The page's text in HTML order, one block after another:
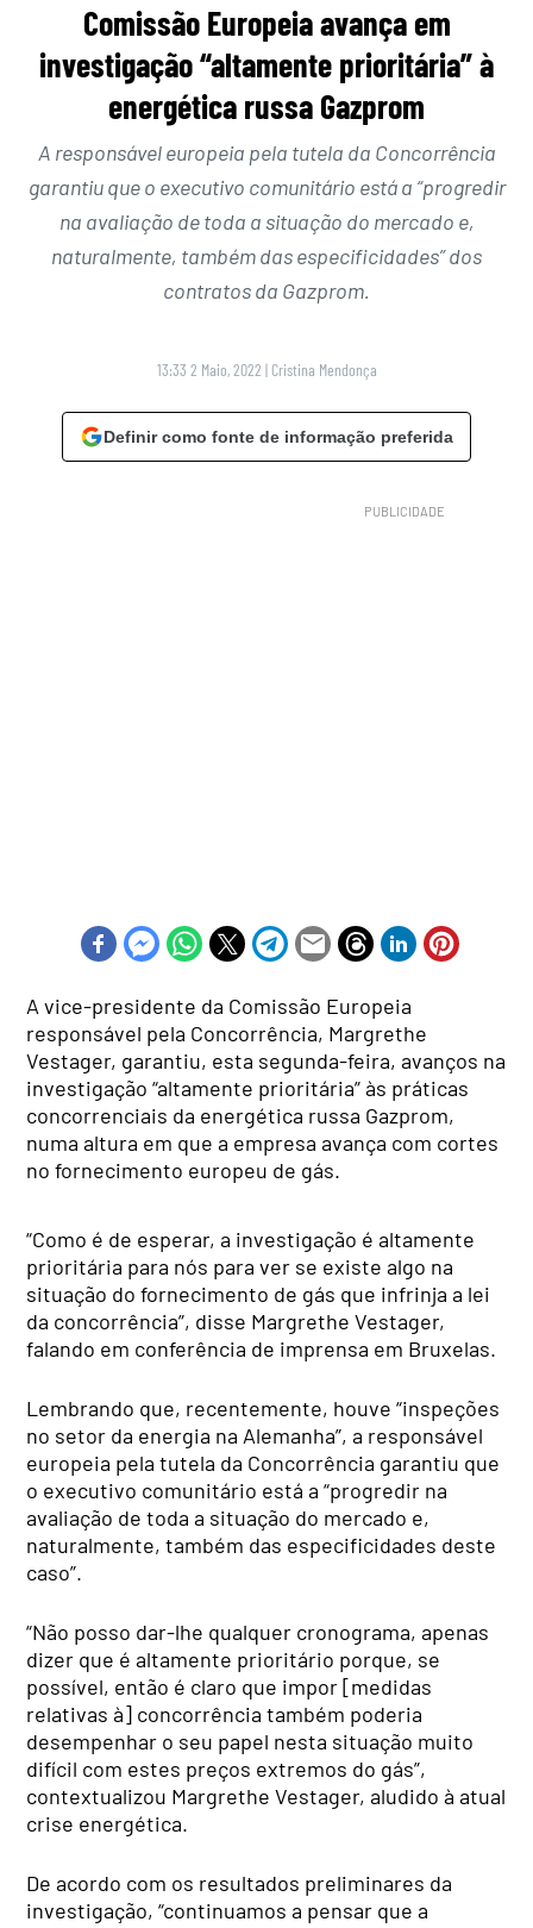
Comissão Europeia avança em
investigação “altamente prioritária” à
energética russa Gazprom
A responsável europeia pela tutela da Concorrência
garantiu que o executivo comunitário está a “progredir
na avaliação de toda a situação do mercado e,
naturalmente, também das especificidades” dos
contratos da Gazprom.
13:33 2 Maio, 2022 | Cristina Mendonça
Definir como fonte de informação preferida
A vice-presidente da Comissão Europeia
responsável pela Concorrência, Margrethe
Vestager, garantiu, esta segunda-feira, avanços na
investigação “altamente prioritária” às práticas
concorrenciais da energética russa Gazprom,
numa altura em que a empresa avança com cortes
no fornecimento europeu de gás.
“Como é de esperar, a investigação é altamente
prioritária para nós para ver se existe algo na
situação do fornecimento de gás que infrinja a lei
da concorrência”, disse Margrethe Vestager,
falando em conferência de imprensa em Bruxelas.
Lembrando que, recentemente, houve “inspeções
no setor da energia na Alemanha”, a responsável
europeia pela tutela da Concorrência garantiu que
o executivo comunitário está a “progredir na
avaliação de toda a situação do mercado e,
naturalmente, também das especificidades deste
caso”.
“Não posso dar-lhe qualquer cronograma, apenas
dizer que é altamente prioritário porque, se
possível, então é claro que impor [medidas
relativas à] concorrência também poderia
desempenhar o seu papel nesta situação muito
difícil com estes preços extremos do gás”,
contextualizou Margrethe Vestager, aludido à atual
crise energética.
De acordo com os resultados preliminares da
investigação, “continuamos a pensar que a